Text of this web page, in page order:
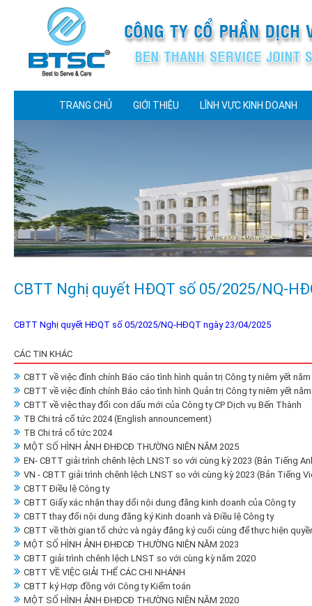
TRANG CHỦ GIỚI THIỆU LĨNH VỰC KINH DOANH
CBTT Nghị quyết HĐQT số 05/2025/NQ-
CBTT Nghị quyết HĐQT số 05/2025/NQ-HĐQT ngày 23/04/2025
CÁC TIN KHÁC
CBTT về việc đính chính Báo cáo tình hình quản trị Công ty niêm yết năm
CBTT về việc đính chính Báo cáo tình hình Quản trị Công ty niêm yết
CBTT về việc thay đổi con dấu mới của Công ty CP Dịch vụ Bến Thành
TB Chi trả cổ tức 2024 (English announcement)
TB Chi trả cổ tức 2024
MỘT SỐ HÌNH ẢNH ĐHĐCĐ THƯỜNG NIÊN NĂM 2025
EN- CBTT giải trình chênh lệch LNST so với cùng kỳ 2023 (Bản Tiếng
VN - CBTT giải trình chênh lệch LNST so với cùng kỳ 2023 (Bản Tiếng
CBTT Điều lệ Công ty
CBTT Giấy xác nhận thay dổi nội dung đăng kinh doanh của Công ty
CBTT thay đổi nội dung đăng ký Kinh doanh và Điều lệ Công ty
CBTT về thời gian tổ chức và ngày đăng ký cuối cùng để thực hiện
MỘT SỐ HÌNH ẢNH ĐHĐCĐ THƯỜNG NIÊN NĂM 2023
CBTT giải trình chênh lệch LNST so với cùng kỳ năm 2020
CBTT VỀ VIỆC GIẢI THỂ CÁC CHI NHÁNH
CBTT ký Hợp đồng với Công ty Kiểm toán
MỘT SỐ HÌNH ẢNH ĐHĐCĐ THƯỜNG NIÊN NĂM 2020